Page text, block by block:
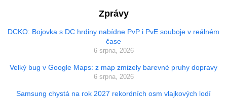
Zprávy
DCKO: Bojovka s DC hrdiny nabídne PvP i PvE souboje v reálném
čase
6 srpna, 2026
Velký bug v Google Maps: z map zmizely barevné pruhy dopravy
6 srpna, 2026
Samsung chystá na rok 2027 rekordních osm vlajkových lodí